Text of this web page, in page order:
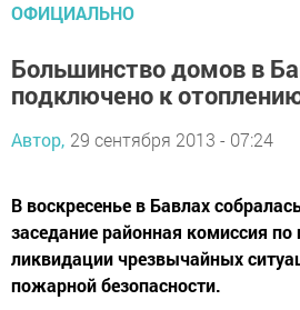
ОФИЦИАЛЬНО
Большинство домов в
подключено к
Автор, 29 сентября 2013 - 07:24
В воскресенье в Бавлах
заседание районная комиссия
ликвидации чрезвычайных
пожарной безопасности.